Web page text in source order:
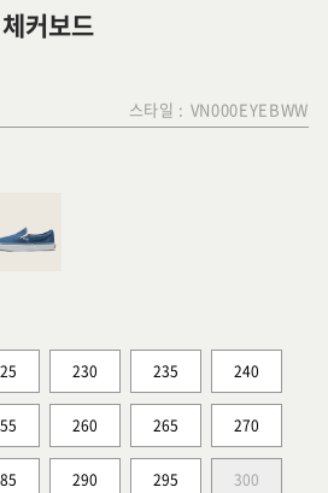
커보드
스타일 : VN000EYEBWW
230 235 240
260 265 270
290 295 300